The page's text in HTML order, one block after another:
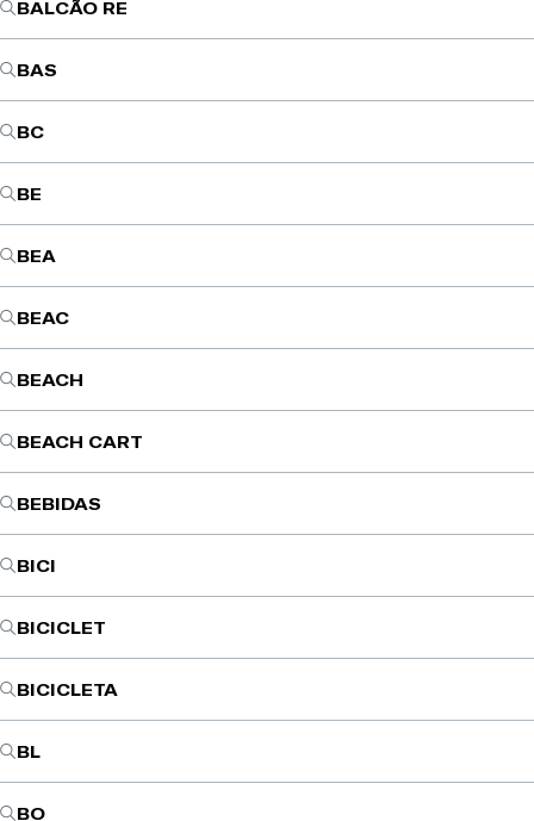
BALCÃO RE
BAS
BC
BE
BEA
BEAC
BEACH
BEACH CART
BEBIDAS
BICI
BICICLET
BICICLETA
BL
BO